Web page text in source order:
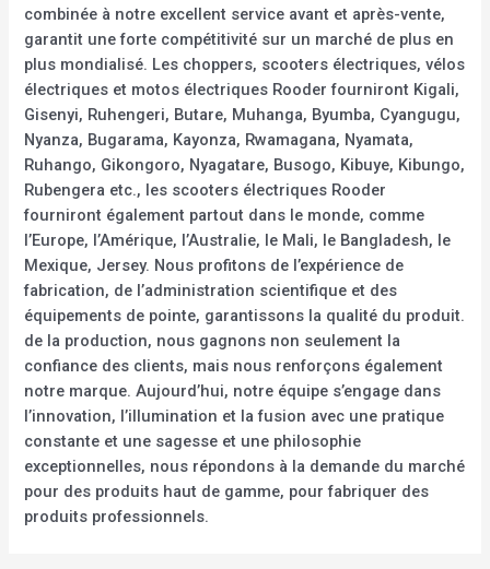
combinée à notre excellent service avant et après-vente,
garantit une forte compétitivité sur un marché de plus en
plus mondialisé. Les choppers, scooters électriques, vélos
électriques et motos électriques Rooder fourniront Kigali,
Gisenyi, Ruhengeri, Butare, Muhanga, Byumba, Cyangugu,
Nyanza, Bugarama, Kayonza, Rwamagana, Nyamata,
Ruhango, Gikongoro, Nyagatare, Busogo, Kibuye, Kibungo,
Rubengera etc., les scooters électriques Rooder
fourniront également partout dans le monde, comme
l’Europe, l’Amérique, l’Australie, le Mali, le Bangladesh, le
Mexique, Jersey. Nous profitons de l’expérience de
fabrication, de l’administration scientifique et des
équipements de pointe, garantissons la qualité du produit.
de la production, nous gagnons non seulement la
confiance des clients, mais nous renforçons également
notre marque. Aujourd’hui, notre équipe s’engage dans
l’innovation, l’illumination et la fusion avec une pratique
constante et une sagesse et une philosophie
exceptionnelles, nous répondons à la demande du marché
pour des produits haut de gamme, pour fabriquer des
produits professionnels.